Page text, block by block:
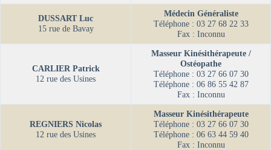
DUSSART Luc
15 rue de Bavay
Médecin Généraliste
Téléphone : 03 27 68 22 33
Fax : Inconnu
CARLIER Patrick
12 rue des Usines
Masseur Kinésithérapeute /
Ostéopathe
Téléphone : 03 27 66 07 30
Téléphone : 06 86 55 42 87
Fax : Inconnu
REGNIERS Nicolas
12 rue des Usines
Masseur Kinésithérapeute
Téléphone : 03 27 66 07 30
Téléphone : 06 63 44 59 40
Fax : Inconnu